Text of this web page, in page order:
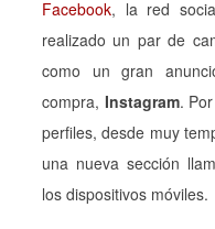
Facebook, la red
realizado un par de
como un gran
compra, Instagram.
perfiles, desde muy
una nueva sección
los dispositivos móviles.